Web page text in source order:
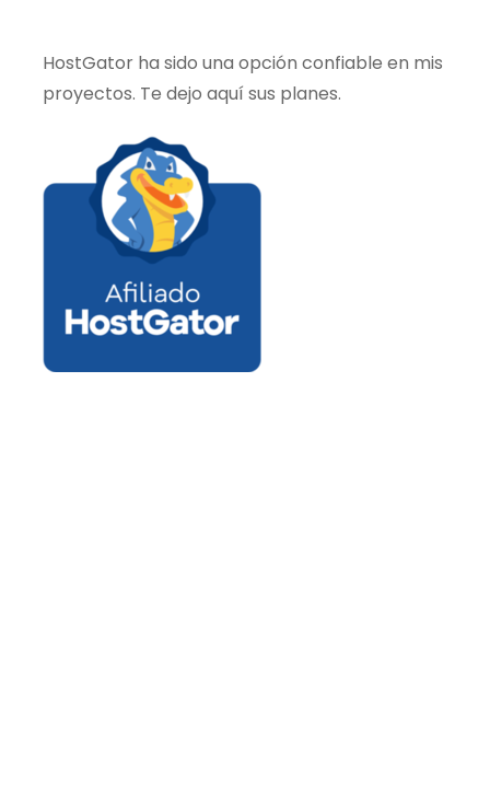
HostGator ha sido una opción confiable en mis
proyectos. Te dejo aquí sus planes.